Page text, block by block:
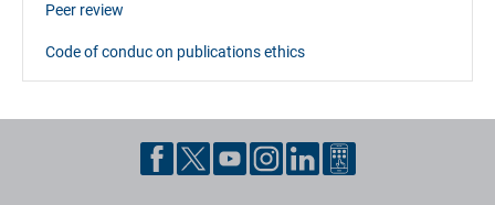
Peer review
Code of conduc on publications ethics